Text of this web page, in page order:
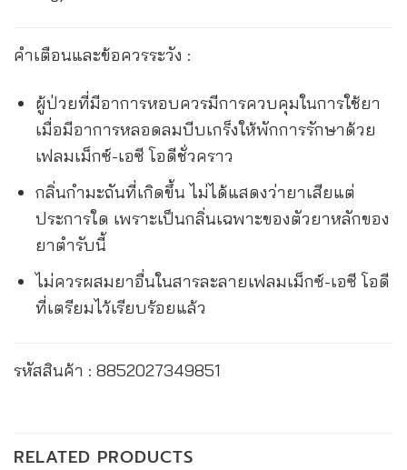
คำเตือนและข้อควรระวัง :
ผู้ป่วยที่มีอาการหอบควรมีการควบคุมในการใช้ยา
เมื่อมีอาการหลอดลมบีบเกร็งให้พักการรักษาด้วย
เฟลมเม็กซ์-เอซี โอดีชั่วคราว
กลิ่นกำมะถันที่เกิดขึ้น ไม่ได้แสดงว่ายาเสียแต่
ประการใด เพราะเป็นกลิ่นเฉพาะของตัวยาหลักของ
ยาตำรับนี้
ไม่ควรผสมยาอื่นในสารละลายเฟลมเม็กซ์-เอซี โอดี
ที่เตรียมไว้เรียบร้อยแล้ว
รหัสสินค้า : 8852027349851
RELATED PRODUCTS